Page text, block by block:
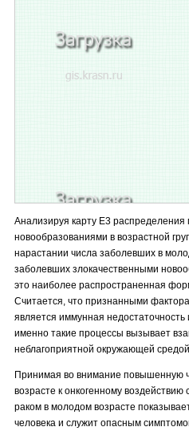
Анализируя карту E3
новообразованиями в возрастной
нарастании числа заболевших в
заболевших злокачественными
это наиболее распространенная
Считается, что признанными
является иммунная
именно такие процессы вызывает
неблагоприятной окружающей средой.
Принимая во внимание повышенную
возрасте к онкогенному
раком в молодом возрасте
человека и служит опасным